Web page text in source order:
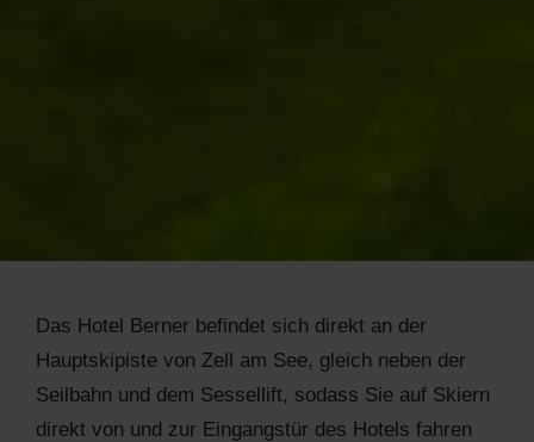
Das Hotel Berner befindet sich direkt an der
Hauptskipiste von Zell am See, gleich neben der
Seilbahn und dem Sessellift, sodass Sie auf Skiern
direkt von und zur Eingangstür des Hotels fahren